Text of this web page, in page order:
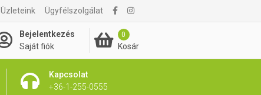
Üzleteink Ügyfélszolgálat
Bejelentkezés
Saját fiók
0
Kosár
Kapcsolat
+36-1-255-0555
1 695 Ft Kosárba rakom